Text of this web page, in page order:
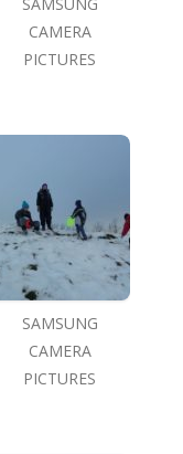
CAMERA
PICTURES
SAMSUNG
CAMERA
PICTURES